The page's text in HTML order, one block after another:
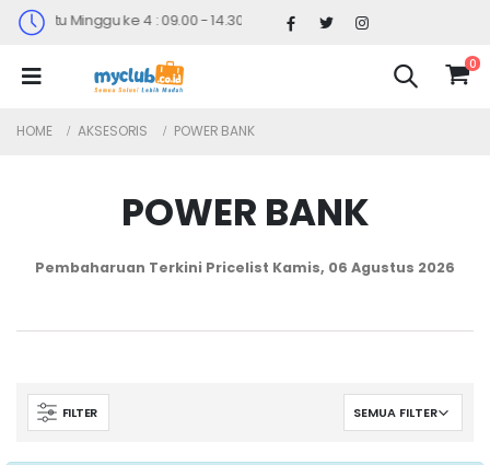
(Sabtu Minggu ke 4 : 09.00 - 14.30)
0
HOME AKSESORIS POWER BANK
POWER BANK
Pembaharuan Terkini Pricelist Kamis, 06 Agustus 2026
FILTER